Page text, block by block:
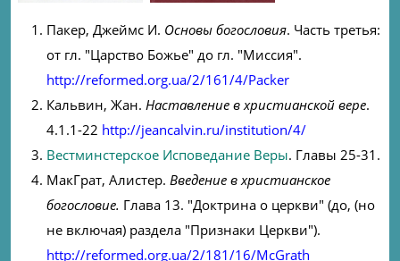
Пакер, Джеймс И. Основы богословия. Часть третья:
от гл. "Царство Божье" до гл. "Миссия".
http://reformed.org.ua/2/161/4/Packer
Кальвин, Жан. Наставление в христианской вере.
4.1.1-22 http://jeancalvin.ru/institution/4/
Вестминстерское Исповедание Веры. Главы 25-31.
МакГрат, Алистер. Введение в христианское
богословие. Глава 13. "Доктрина о церкви" (до, (но
не включая) раздела "Признаки Церкви").
http://reformed.org.ua/2/181/16/McGrath